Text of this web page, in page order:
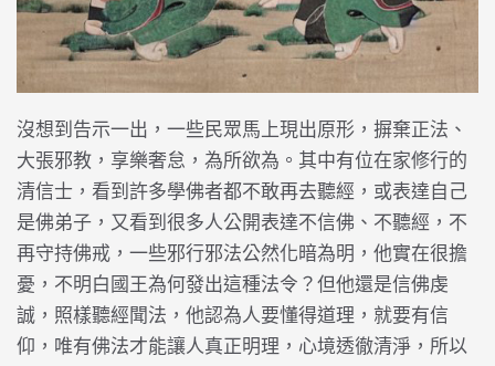
沒想到告示一出，一些民眾馬上現出原形，摒棄正法、
大張邪教，享樂奢怠，為所欲為。其中有位在家修行的
清信士，看到許多學佛者都不敢再去聽經，或表達自己
是佛弟子，又看到很多人公開表達不信佛、不聽經，不
再守持佛戒，一些邪行邪法公然化暗為明，他實在很擔
憂，不明白國王為何發出這種法令？但他還是信佛虔
誠，照樣聽經聞法，他認為人要懂得道理，就要有信
仰，唯有佛法才能讓人真正明理，心境透徹清淨，所以